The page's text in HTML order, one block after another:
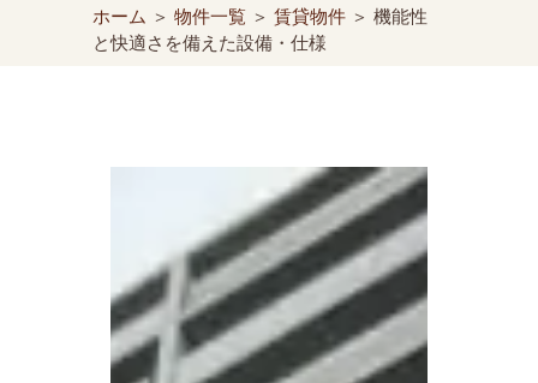
ホーム ＞ 物件一覧 ＞ 賃貸物件 ＞ 機能性
と快適さを備えた設備・仕様